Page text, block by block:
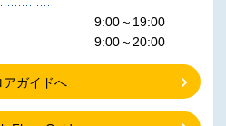
9:00～19:00
9:00～20:00
アガイドへ